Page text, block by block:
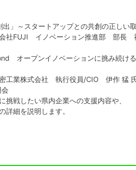
」～スタートアップとの共創の正しい
イノベーション推進部 部長 神
オープンイノベーションに挑み続ける
式会社 執行役員/CIO 伊作 猛
戦したい県内企業への支援内容や、
細を説明します。